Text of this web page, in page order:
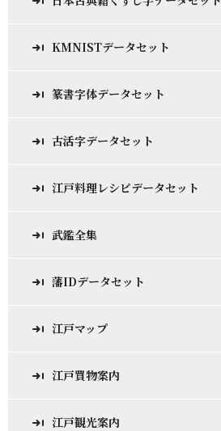
KMNISTデータセット
篆書字体データセット
古活字データセット
江戸料理レシピデータセット
武鑑全集
藩IDデータセット
江戸マップ
江戸買物案内
江戸観光案内